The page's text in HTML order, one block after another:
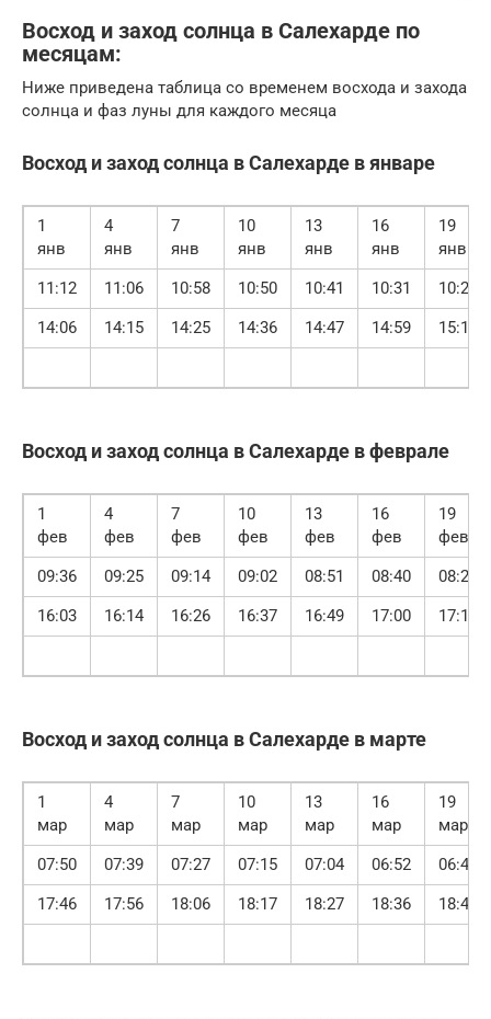
Восход и заход солнца в Салехарде по
месяцам:
Ниже приведена таблица со временем восхода и захода
солнца и фаз луны для каждого месяца
Восход и заход солнца в Салехарде в январе
1
янв
4
янв
7
янв
10
янв
13
янв
16
янв
19
янв
11:12
11:06 10:58 10:50 10:41 10:31
10:21
14:06
14:15 14:25 14:36 14:47 14:59 15:11
Восход и заход солнца в Салехарде в феврале
1
фев
4
фев
7
фев
10
фев
13
фев
16
фев
19
фев
09:36
09:25 09:14 09:02 08:51 08:40
08:28
16:03
16:14 16:26 16:37 16:49 17:00 17:11
Восход и заход солнца в Салехарде в марте
1
мар
4
мар
7
мар
10
мар
13
мар
16
мар
19
мар
07:50
07:39 07:27 07:15 07:04 06:52
06:40
17:46
17:56 18:06 18:17 18:27 18:36 18:46